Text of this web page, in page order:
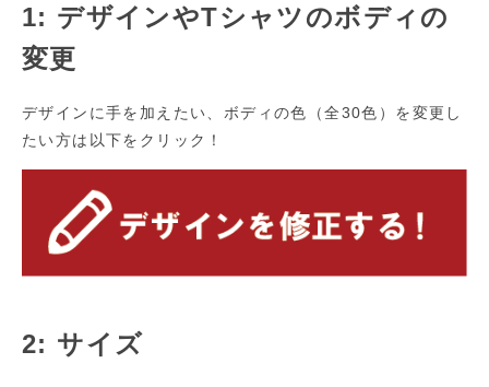
1: デザインやTシャツのボディの
変更
デザインに手を加えたい、ボディの色（全30色）を変更し
たい方は以下をクリック！
2: サイズ